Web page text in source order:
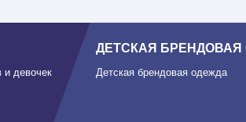
девочек
ДЕТСКАЯ БРЕНДОВАЯ
Детская брендовая одежда